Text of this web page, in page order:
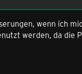
wenn ich
werden, da die